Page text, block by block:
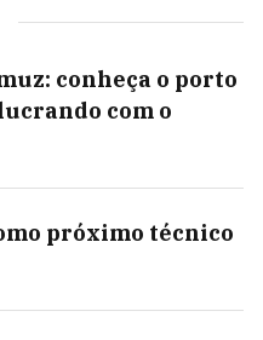
conheça o porto
com o
próximo técnico